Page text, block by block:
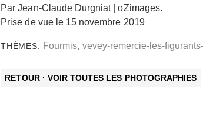
Par Jean-Claude Durgniat | oZimages.
Prise de vue le 15 novembre 2019
THÈMES: Fourmis,vevey-remercie-les-
RETOUR · VOIR TOUTES LES PHOTOGRAPHIES